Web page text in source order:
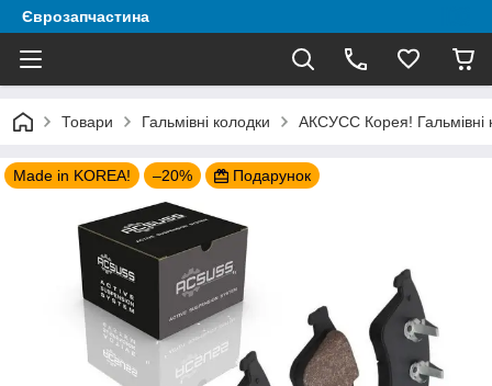
Єврозапчастина
Товари Гальмівні колодки АКСУСС Корея! Гальмівні
Made in KOREA! –20% Подарунок